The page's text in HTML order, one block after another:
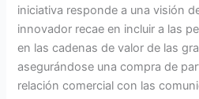
iniciativa responde a una visión
innovador recae en incluir a las
en las cadenas de valor de las
asegurándose una compra de
relación comercial con las